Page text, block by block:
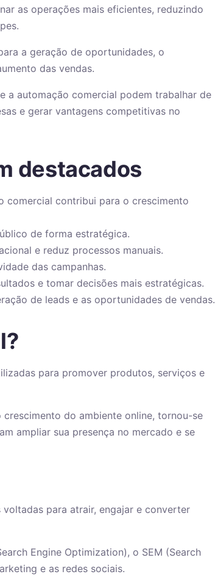
as operações mais eficientes, reduzindo
a geração de oportunidades, o
das vendas.
a automação comercial podem trabalhar de
e gerar vantagens competitivas no
destacados
comercial contribui para o crescimento
de forma estratégica.
e reduz processos manuais.
das campanhas.
e tomar decisões mais estratégicas.
de leads e as oportunidades de vendas.
para promover produtos, serviços e
do ambiente online, tornou-se
ampliar sua presença no mercado e se
para atrair, engajar e converter
Engine Optimization), o SEM (Search
e as redes sociais.